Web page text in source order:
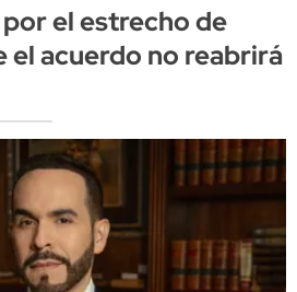
el estrecho de
el acuerdo no reabrirá